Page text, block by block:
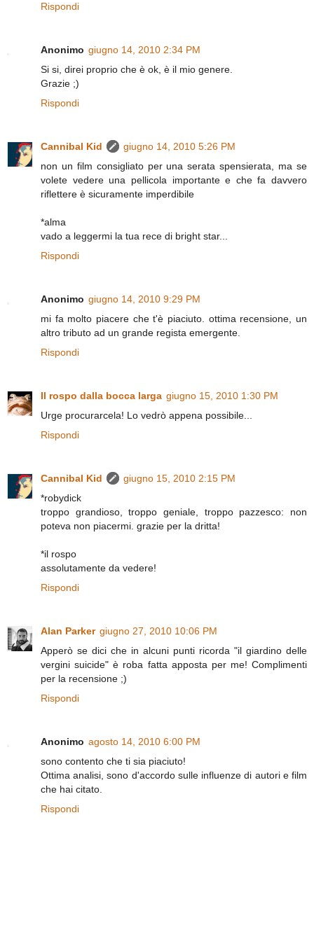
Rispondi
Anonimo giugno 14, 2010 2:34 PM
Si si, direi proprio che è ok, è il mio genere.
Grazie ;)
Rispondi
Cannibal Kid
giugno 14, 2010 5:26 PM
non un film consigliato per una serata spensierata, ma se
volete vedere una pellicola importante e che fa davvero
riflettere è sicuramente imperdibile
*alma
vado a leggermi la tua rece di bright star...
Rispondi
Anonimo giugno 14, 2010 9:29 PM
mi fa molto piacere che t'è piaciuto. ottima recensione, un
altro tributo ad un grande regista emergente.
Rispondi
Il rospo dalla bocca larga giugno 15, 2010 1:30 PM
Urge procurarcela! Lo vedrò appena possibile...
Rispondi
Cannibal Kid
giugno 15, 2010 2:15 PM
*robydick
troppo grandioso, troppo geniale, troppo pazzesco: non
poteva non piacermi. grazie per la dritta!
*il rospo
assolutamente da vedere!
Rispondi
Alan Parker giugno 27, 2010 10:06 PM
Apperò se dici che in alcuni punti ricorda "il giardino delle
vergini suicide" è roba fatta apposta per me! Complimenti
per la recensione ;)
Rispondi
Anonimo agosto 14, 2010 6:00 PM
sono contento che ti sia piaciuto!
Ottima analisi, sono d'accordo sulle influenze di autori e film
che hai citato.
Rispondi